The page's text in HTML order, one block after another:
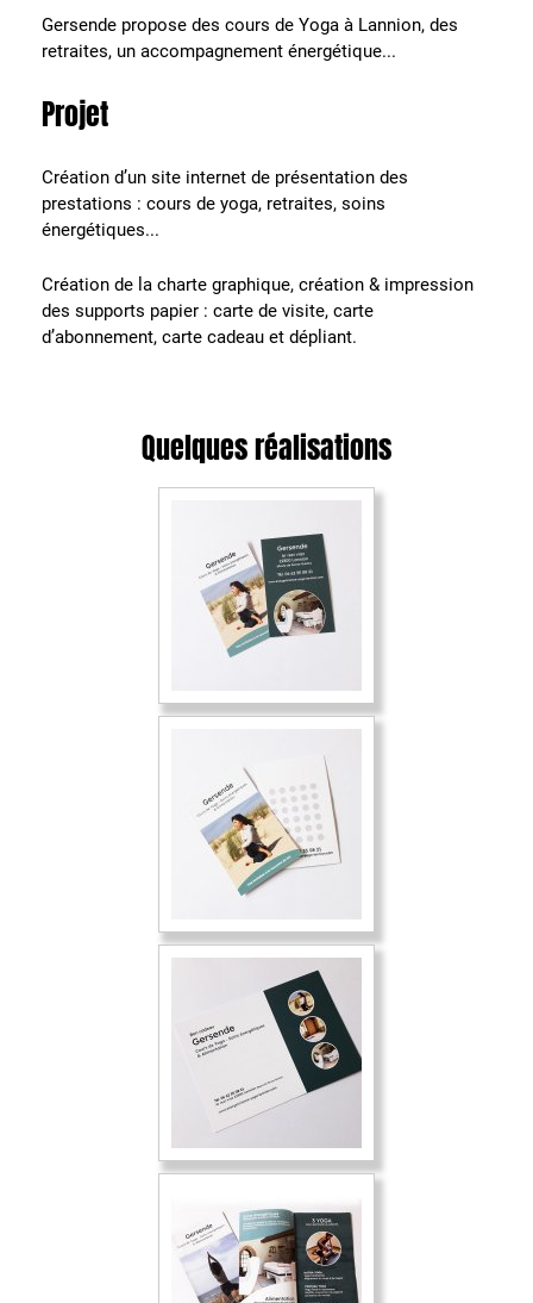
Gersende propose des cours de Yoga à Lannion, des
retraites, un accompagnement énergétique...
Projet
Création d’un site internet de présentation des
prestations : cours de yoga, retraites, soins
énergétiques...
Création de la charte graphique, création & impression
des supports papier : carte de visite, carte
d’abonnement, carte cadeau et dépliant.
Quelques réalisations